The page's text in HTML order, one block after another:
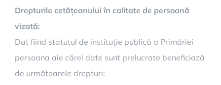
Drepturile cetățeanului în calitate de persoană
vizată:
Dat fiind statutul de instituție publică a Primăriei
persoana ale cărei date sunt prelucrate beneficiază
de următoarele drepturi: